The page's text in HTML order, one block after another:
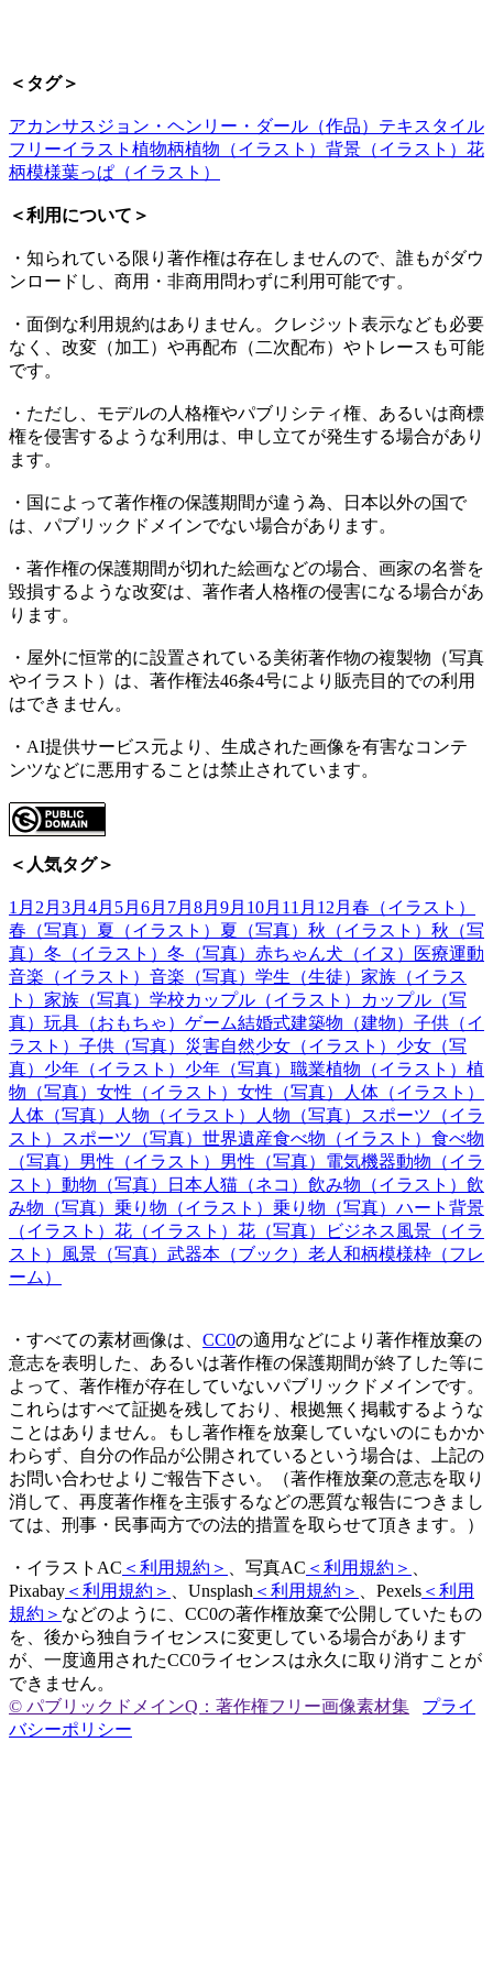
＜タグ＞
アカンサス ジョン・ヘンリー・ダール（作品） テキスタイル
フリーイラスト 植物柄植物（イラスト） 背景（イラスト） 花
柄模様葉っぱ（イラスト）
＜利用について＞
・知られている限り著作権は存在しませんので、誰もがダウ
ンロードし、商用・非商用問わずに利用可能です。
・面倒な利用規約はありません。クレジット表示なども必要
なく、改変（加工）や再配布（二次配布）やトレースも可能
です。
・ただし、モデルの人格権やパブリシティ権、あるいは商標
権を侵害するような利用は、申し立てが発生する場合があり
ます。
・国によって著作権の保護期間が違う為、日本以外の国で
は、パブリックドメインでない場合があります。
・著作権の保護期間が切れた絵画などの場合、画家の名誉を
毀損するような改変は、著作者人格権の侵害になる場合があ
ります。
・屋外に恒常的に設置されている美術著作物の複製物（写真
やイラスト）は、著作権法46条4号により販売目的での利用
はできません。
・AI提供サービス元より、生成された画像を有害なコンテ
ンツなどに悪用することは禁止されています。
＜人気タグ＞
1月 2月 3月 4月 5月 6月 7月 8月 9月 10月 11月 12月 春（イラスト）
春（写真） 夏（イラスト） 夏（写真） 秋（イラスト） 秋（写
真） 冬（イラスト） 冬（写真） 赤ちゃん犬（イヌ） 医療運動
音楽（イラスト） 音楽（写真） 学生（生徒） 家族（イラス
ト） 家族（写真） 学校カップル（イラスト）
カップル（写
真） 玩具（おもちゃ） ゲーム結婚式建築物（建物） 子供（イ
ラスト） 子供（写真） 災害自然少女（イラスト） 少女（写
真） 少年（イラスト） 少年（写真） 職業植物（イラスト） 植
物（写真） 女性（イラスト） 女性（写真）
人体（イラスト）
人体（写真）
人物（イラスト） 人物（写真）
スポーツ（イラ
スト）
スポーツ（写真） 世界遺産食べ物（イラスト） 食べ物
（写真） 男性（イラスト） 男性（写真） 電気機器動物（イラ
スト） 動物（写真） 日本人 猫（ネコ） 飲み物（イラスト） 飲
み物（写真） 乗り物（イラスト） 乗り物（写真） ハート 背景
（イラスト） 花（イラスト） 花（写真） ビジネス 風景（イラ
スト）
風景（写真） 武器本（ブック） 老人 和柄模様枠（フレ
ーム）
・すべての素材画像は、 CC0の適用などにより著作権放棄の
意志を表明した、あるいは著作権の保護期間が終了した等に
よって、著作権が存在していないパブリックドメインです。
これらはすべて証拠を残しており、根拠無く掲載するような
ことはありません。もし著作権を放棄していないのにもかか
わらず、自分の作品が公開されているという場合は、上記の
お問い合わせよりご報告下さい。（著作権放棄の意志を取り
消して、再度著作権を主張するなどの悪質な報告につきまし
ては、刑事・民事両方での法的措置を取らせて頂きます。）
・イラストAC ＜利用規約＞ 、写真AC ＜利用規約＞
Pixabay ＜利用規約＞ 、Unsplash ＜利用規約＞ 、Pexels ＜利用
規約＞ などのように、CC0の著作権放棄で公開していたもの
を、後から独自ライセンスに変更している場合があります
が、一度適用されたCC0ライセンスは永久に取り消すことが
できません。
© パブリックドメインQ：著作権フリー画像素材集
プライ
バシーポリシー